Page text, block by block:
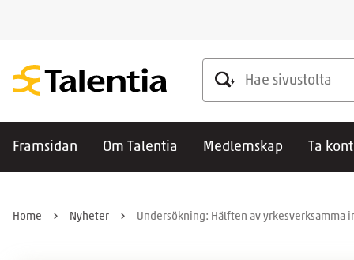
Hae sivustolta
Framsidan Om Talentia Medlemskap Ta
Home Nyheter Undersökning: Hälften av yrkesverksamma